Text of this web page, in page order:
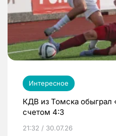
Интересное
КДВ из Томска обыграл
счетом 4:3
21:32 / 30.07.26